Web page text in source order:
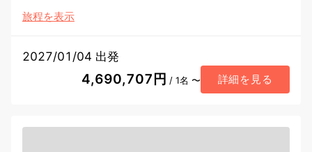
旅程を表示
2027/01/04 出発
4,690,707円 / 1名 〜 詳細を見る